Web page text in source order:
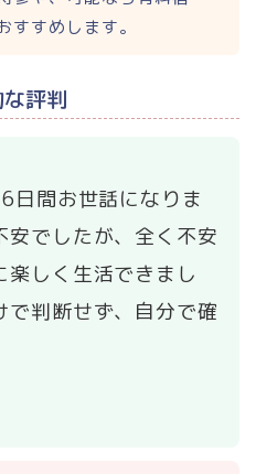
すすめします。
評判
日間お世話になりま
安でしたが、全く不安
しく生活できまし
判断せず、自分で確